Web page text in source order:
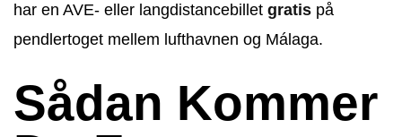
har en AVE- eller langdistancebillet gratis på
pendlertoget mellem lufthavnen og Málaga.
Sådan Kommer